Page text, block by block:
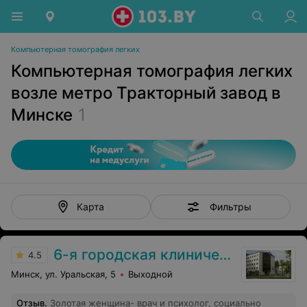
Компьютерная томография легких
Компьютерная томография легких
возле метро Тракторный завод в
Минске 1
Карта Фильтры
4.5 6-я городская клиническая больница
Минск, ул. Уральская, 5 Выходной
Отзыв. Золотая женщина- врач и психолог, социально